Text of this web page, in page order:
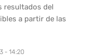
resultados del
a partir de las
- 14:20